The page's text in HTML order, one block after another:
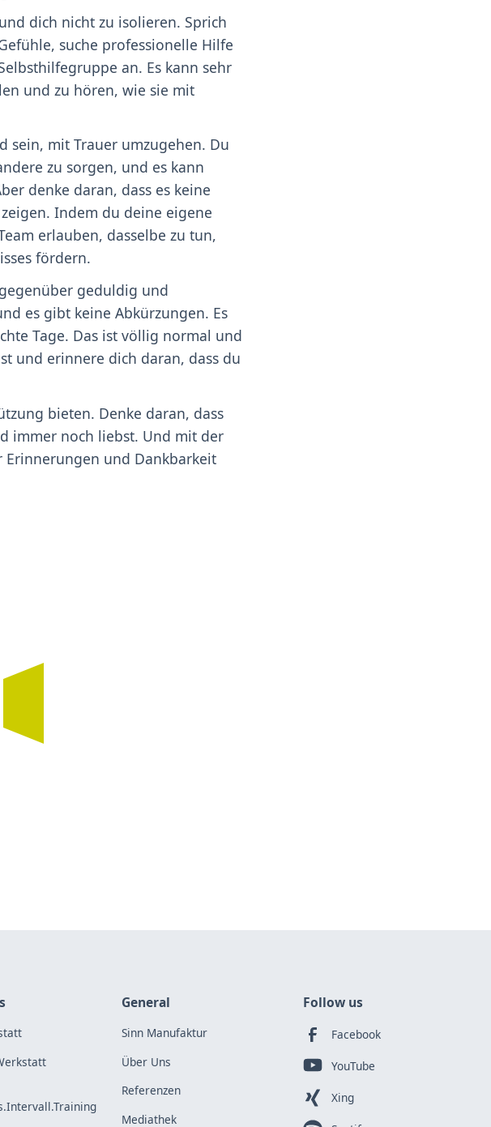
dich nicht zu isolieren. Sprich
suche professionelle Hilfe
an. Es kann sehr
und zu hören, wie sie mit
sein, mit Trauer umzugehen. Du
zu sorgen, und es kann
denke daran, dass es keine
Indem du deine eigene
erlauben, dasselbe zu tun,
fördern.
geduldig und
es gibt keine Abkürzungen. Es
Tage. Das ist völlig normal und
und erinnere dich daran, dass du
bieten. Denke daran, dass
immer noch liebst. Und mit der
Erinnerungen und Dankbarkeit
General
Sinn Manufaktur
Über Uns
Referenzen
Mediathek
Follow us
Facebook
YouTube
Xing